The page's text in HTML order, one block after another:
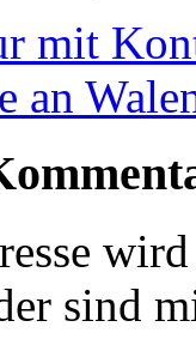
mit
an
sind